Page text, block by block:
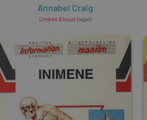
Annabel Craig
Umbes 8 kuud tagasi